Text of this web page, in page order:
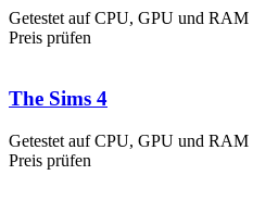
Getestet auf CPU, GPU und RAM
Preis prüfen
The Sims 4
Getestet auf CPU, GPU und RAM
Preis prüfen